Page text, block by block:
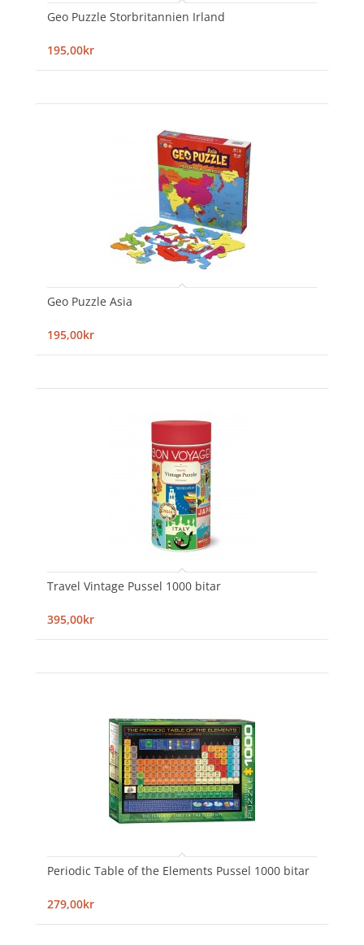
Geo Puzzle Storbritannien Irland
195,00kr
Geo Puzzle Asia
195,00kr
Travel Vintage Pussel 1000 bitar
395,00kr
Periodic Table of the Elements Pussel 1000 bitar
279,00kr